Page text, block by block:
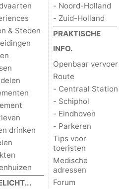
& Steden
drinken
- Noord-Holland
- Zuid-Holland
PRAKTISCHE
INFO.
Openbaar vervoer
Route
- Centraal Station
- Schiphol
- Eindhoven
- Parkeren
Tips voor
toeristen
Medische
adressen
Forum